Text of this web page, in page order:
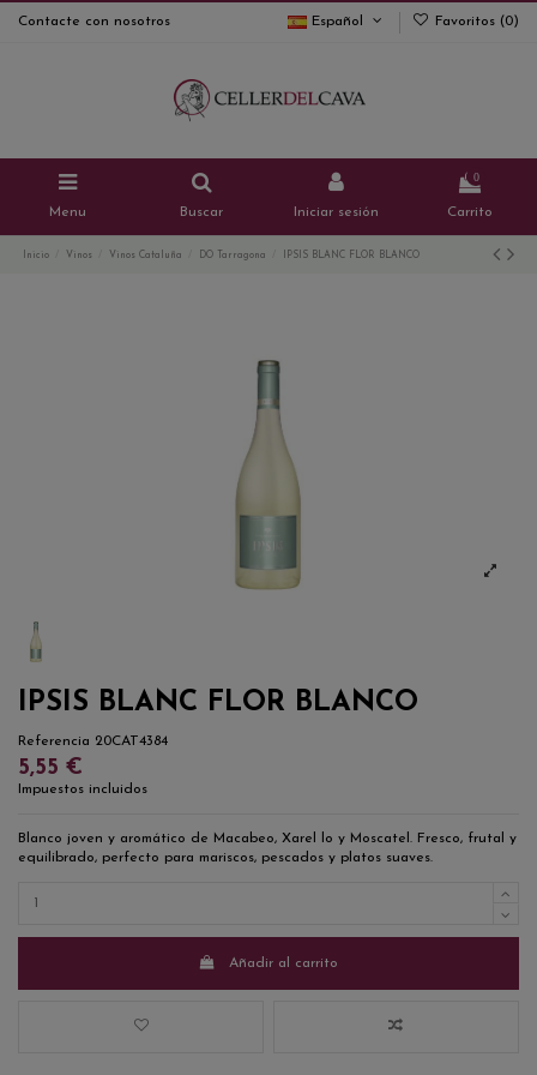
Contacte con nosotros Español Favoritos (0)
Menu Buscar Iniciar sesión
0
Carrito
Inicio Vinos Vinos Cataluña DO Tarragona IPSIS BLANC FLOR BLANCO
IPSIS BLANC FLOR BLANCO
Referencia 20CAT4384
5,55 €
Impuestos incluidos
Blanco joven y aromático de Macabeo, Xarel lo y Moscatel. Fresco, frutal y
equilibrado, perfecto para mariscos, pescados y platos suaves.
Añadir al carrito